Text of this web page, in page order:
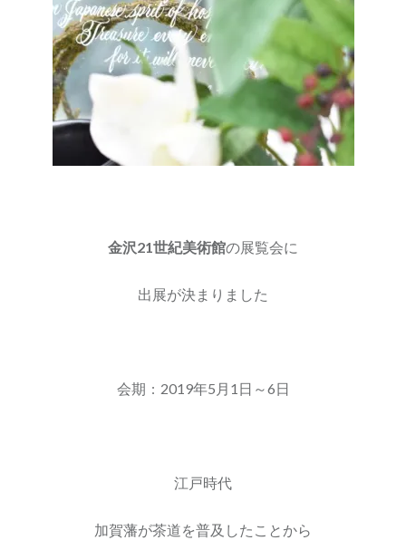
金沢21世紀美術館の展覧会に
出展が決まりました
会期 : 2019年5月1日～6日
江戸時代
加賀藩が茶道を普及したことから